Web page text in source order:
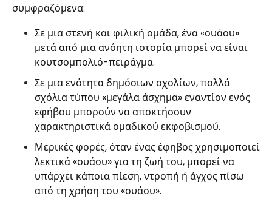
συμφραζόμενα:
Σε μια στενή και φιλική ομάδα, ένα «ουάου»
μετά από μια ανόητη ιστορία μπορεί να είναι
κουτσομπολιό-πειράγμα.
Σε μια ενότητα δημόσιων σχολίων, πολλά
σχόλια τύπου «μεγάλα άσχημα» εναντίον ενός
εφήβου μπορούν να αποκτήσουν
χαρακτηριστικά ομαδικού εκφοβισμού.
Μερικές φορές, όταν ένας έφηβος χρησιμοποιεί
λεκτικά «ουάου» για τη ζωή του, μπορεί να
υπάρχει κάποια πίεση, ντροπή ή άγχος πίσω
από τη χρήση του «ουάου».